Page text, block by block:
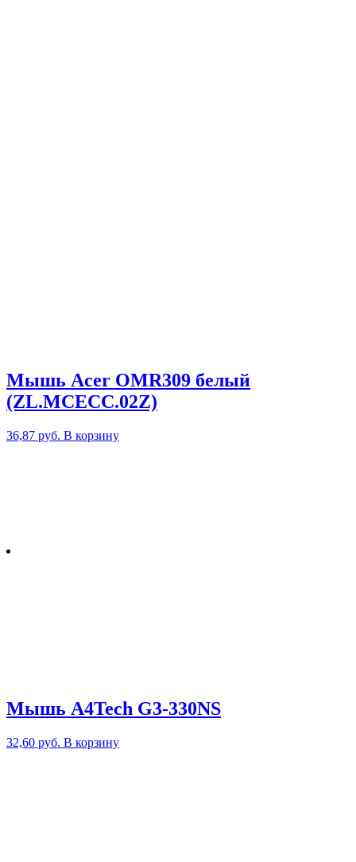
Мышь Acer OMR309 белый
(ZL.MCECC.02Z)
36,87 руб. В корзину
Мышь A4Tech G3-330NS
32,60 руб. В корзину